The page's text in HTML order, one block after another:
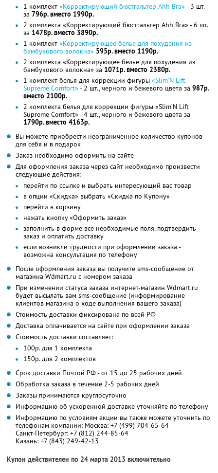
1 комплект «Корректирующий бюстгальтер Ahh Bra» - 3 шт.
за 796р. вместо 1990р.
2 комплекта «Корректирующий бюстгальтер Ahh Bra» - 6 шт.
за 1478р. вместо 3890р.
1 комплект «Корректирующее белье для похудения из
бамбукового волокна» 595р. вместо 1190р.
2 комплекта «Корректирующее белье для похудения из
бамбукового волокна» за 1071р. вместо 2380р.
1 комплект белья для коррекции фигуры «Slim’N Lift
Supreme Comfort» - 2 шт., черного и бежевого цвета за 987р.
вместо 2100р.
2 комплекта белья для коррекции фигуры «Slim’N Lift
Supreme Comfort» - 4 шт., черного и бежевого цвета за
1790р. вместо 4163р.
Вы можете приобрести неограниченное количество купонов
для себя и в подарок
Заказ необходимо оформить на сайте
Для оформления заказа через сайт необходимо произвести
следующие действия:
перейти по ссылке и выбрать интересующий вас товар
в опции «Скидка» выбрать «Скидка по Купону»
перейти в корзину
нажать кнопку «Оформить заказ»
заполнить в форме все необходимые поля, подтвердить
заказ и оплатить доставку
если возникли трудности при оформлении заказа -
возможна консультация по телефону
После оформления заказа вы получите sms-сообщение от
магазина Wdmart.ru с номером заказа
При изменении статуса заказа интернет-магазин Wdmart.ru
будет высылать вам sms-сообщение (информирование
клиентов магазина о ходе выполнения вашего заказа)
Стоимость доставки фиксирована по всей РФ
Доставка оплачивается на сайте при оформлении заказа
Стоимость доставки составляет:
100р. для 1 комплекта
150р. для 2 комплектов
Срок доставки Почтой РФ - от 15 до 25 рабочих дней
Обработка заказа в течение 2-5 рабочих дней
Заказы принимаются круглосуточно
Информацию об ускоренной доставке уточняйте по телефону
Информацию по условиям акции вы также можете уточнить по
телефонам компании: Москва: +7 (499) 704-65-64
Санкт-Петербург: +7 (812) 244-85-64
Казань: +7 (843) 249-42-13
Купон действителен по 24 марта 2013 включительно